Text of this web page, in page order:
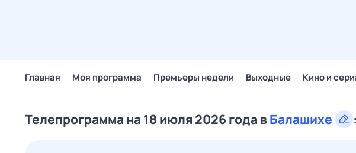
Главная Моя программа Премьеры недели Выходные Кино и
Телепрограмма на 18 июля 2026 года вБалашихе :